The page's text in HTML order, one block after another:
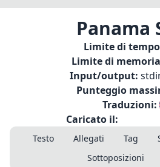
Panama
Limite di
Limite di
Input/output:
Punteggio
Traduzioni:
Caricato il:
Testo Allegati Tag
Sottoposizioni